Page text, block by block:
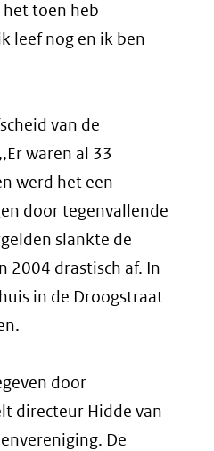
toen heb
leef nog en ik ben
van de
waren al 33
werd het een
door tegenvallende
slankte de
2004 drastisch af. In
in de Droogstraat
door
directeur Hidde van
De